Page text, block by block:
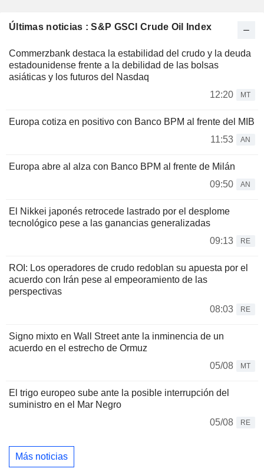
Últimas noticias : S&P GSCI Crude Oil Index
Commerzbank destaca la estabilidad del crudo y la deuda
estadounidense frente a la debilidad de las bolsas
asiáticas y los futuros del Nasdaq
12:20
MT
Europa cotiza en positivo con Banco BPM al frente del MIB
11:53
AN
Europa abre al alza con Banco BPM al frente de Milán
09:50
AN
El Nikkei japonés retrocede lastrado por el desplome
tecnológico pese a las ganancias generalizadas
09:13
RE
ROI: Los operadores de crudo redoblan su apuesta por el
acuerdo con Irán pese al empeoramiento de las
perspectivas
08:03
RE
Signo mixto en Wall Street ante la inminencia de un
acuerdo en el estrecho de Ormuz
05/08
MT
El trigo europeo sube ante la posible interrupción del
suministro en el Mar Negro
05/08
RE
Más noticias